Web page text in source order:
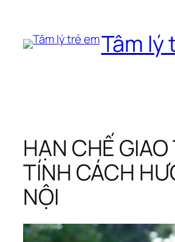
phần
Tâm lý
HẠN CHẾ GIAO
TÍNH CÁCH
NỘI